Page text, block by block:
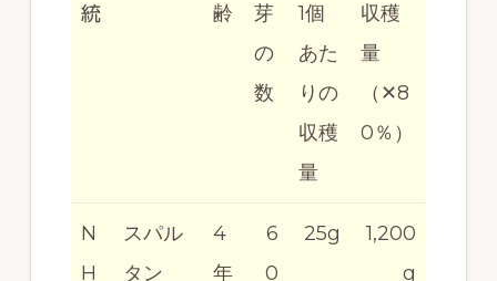
統
齢
芽
の
数
1個
あた
りの
収穫
量
収穫
量
（✕8
0％）
N
H
スパル
タン
4
年
6
0
25g
1,200
g